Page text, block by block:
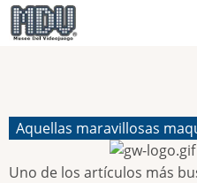
Pasar
al
Aquellas maravillosas
Uno de los artículos más